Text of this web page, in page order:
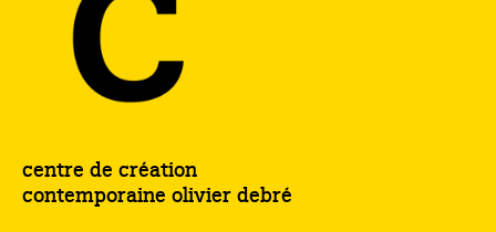
centre de création
contemporaine olivier debré